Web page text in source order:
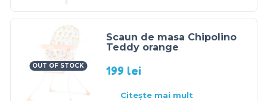
OUT OF STOCK
Scaun de masa Chipolino
Teddy orange
199 lei
Citește mai mult